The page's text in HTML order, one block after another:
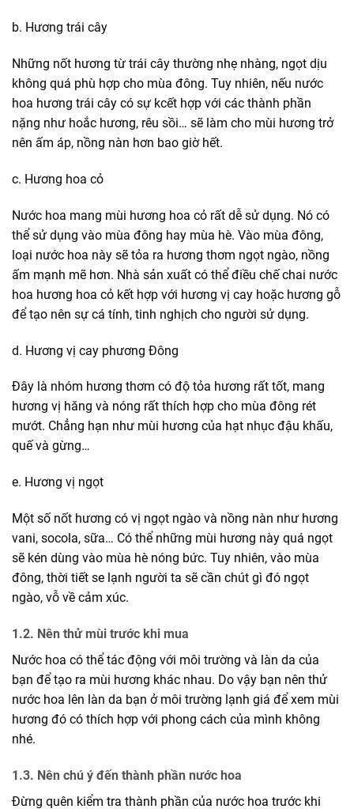
b. Hương trái cây
Những nốt hương từ trái cây thường nhẹ nhàng, ngọt dịu
không quá phù hợp cho mùa đông. Tuy nhiên, nếu nước
hoa hương trái cây có sự kcết hợp với các thành phần
nặng như hoắc hương, rêu sồi… sẽ làm cho mùi hương trở
nên ấm áp, nồng nàn hơn bao giờ hết.
c. Hương hoa cỏ
Nước hoa mang mùi hương hoa cỏ rất dễ sử dụng. Nó có
thể sử dụng vào mùa đông hay mùa hè. Vào mùa đông,
loại nước hoa này sẽ tỏa ra hương thơm ngọt ngào, nồng
ấm mạnh mẽ hơn. Nhà sản xuất có thể điều chế chai nước
hoa hương hoa cỏ kết hợp với hương vị cay hoặc hương gỗ
để tạo nên sự cá tính, tinh nghịch cho người sử dụng.
d. Hương vị cay phương Đông
Đây là nhóm hương thơm có độ tỏa hương rất tốt, mang
hương vị hăng và nóng rất thích hợp cho mùa đông rét
mướt. Chẳng hạn như mùi hương của hạt nhục đậu khấu,
quế và gừng…
e. Hương vị ngọt
Một số nốt hương có vị ngọt ngào và nồng nàn như hương
vani, socola, sữa… Có thể những mùi hương này quá ngọt
sẽ kén dùng vào mùa hè nóng bức. Tuy nhiên, vào mùa
đông, thời tiết se lạnh người ta sẽ cần chút gì đó ngọt
ngào, vỗ về cảm xúc.
1.2. Nên thử mùi trước khi mua
Nước hoa có thể tác động với môi trường và làn da của
bạn để tạo ra mùi hương khác nhau. Do vậy bạn nên thử
nước hoa lên làn da bạn ở môi trường lạnh giá để xem mùi
hương đó có thích hợp với phong cách của mình không
nhé.
1.3. Nên chú ý đến thành phần nước hoa
Đừng quên kiểm tra thành phần của nước hoa trước khi